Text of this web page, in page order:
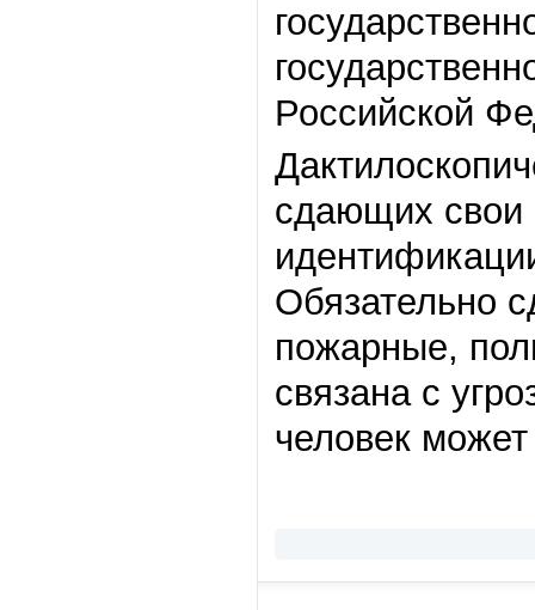
Российской
сдающих свои
Обязательно
пожарные,
связана с
человек